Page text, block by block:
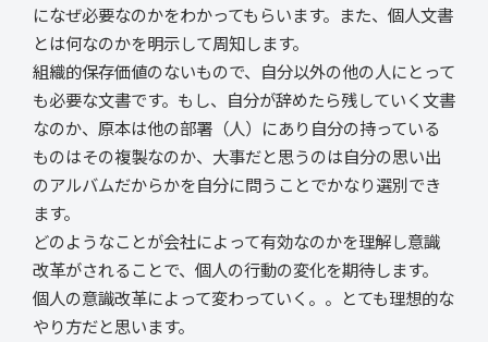
になぜ必要なのかをわかってもらいます。また、個人文書
とは何なのかを明示して周知します。
組織的保存価値のないもので、自分以外の他の人にとって
も必要な文書です。もし、自分が辞めたら残していく文書
なのか、原本は他の部署（人）にあり自分の持っている
ものはその複製なのか、大事だと思うのは自分の思い出
のアルバムだからかを自分に問うことでかなり選別でき
ます。
どのようなことが会社によって有効なのかを理解し意識
改革がされることで、個人の行動の変化を期待します。
個人の意識改革によって変わっていく。。とても理想的な
やり方だと思います。